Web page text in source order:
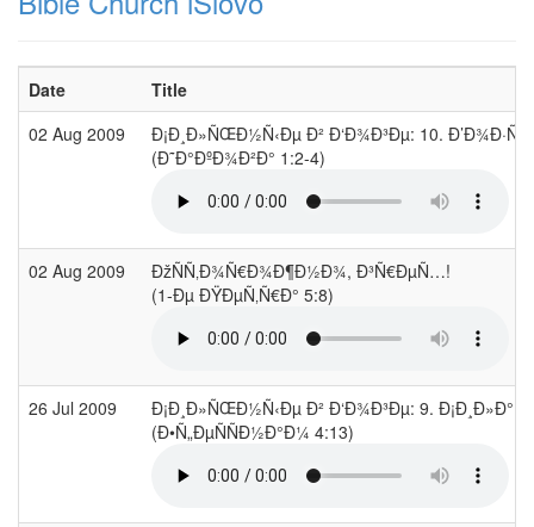
Date
Title
02 Aug 2009
Ð¡Ð¸Ð»ÑŒÐ½Ñ‹Ðµ Ð² Ð‘Ð¾Ð³Ðµ: 10.
(Ð˜Ð°ÐºÐ¾Ð²Ð° 1:2-4)
02 Aug 2009
ÐžÑÑ‚Ð¾Ñ€Ð¾Ð¶Ð½Ð¾, Ð³Ñ€ÐµÑ…!
(1-Ðµ ÐŸÐµÑ‚Ñ€Ð° 5:8)
26 Jul 2009
Ð¡Ð¸Ð»ÑŒÐ½Ñ‹Ðµ Ð² Ð‘Ð¾Ð³Ðµ: 9. Ð¡Ð¸Ð»Ð°
(Ð•Ñ„ÐµÑÑÐ½Ð°Ð¼ 4:13)